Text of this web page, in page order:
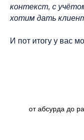
контекст, с
хотим дать
И пот итогу у вас
от абсурда до